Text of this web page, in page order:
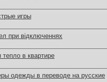
игры
при відключеннях
в квартире
одежды в переводе на русские